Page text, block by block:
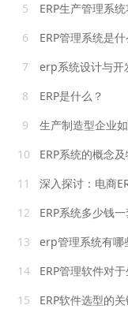
5
ERP生产管理系
6
ERP管理系统是
7
erp系统设计与开发
8
ERP是什么？
9
生产制造型企业
10
ERP系统的概念
11
深入探讨：电商
12
ERP系统多少钱一
13
erp管理系统有哪
14
ERP管理软件对
15
ERP软件选型的